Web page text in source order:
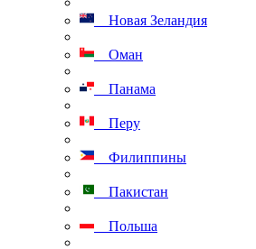
Новая Зеландия
Оман
Панама
Перу
Филиппины
Пакистан
Польша